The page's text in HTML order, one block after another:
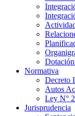
Normativa
Decreto
Autos
Ley N°
Jurisprudencia